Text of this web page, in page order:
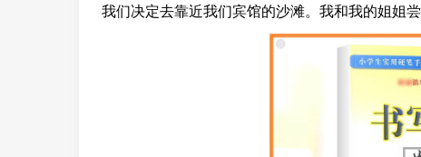
我们决定去靠近我们宾馆的沙滩。我和我的姐姐